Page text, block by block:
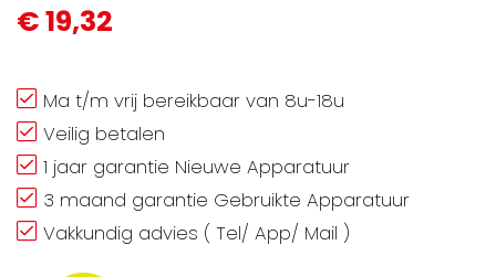
€ 19,32
Ma t/m vrij bereikbaar van 8u-18u
Veilig betalen
1 jaar garantie Nieuwe Apparatuur
3 maand garantie Gebruikte Apparatuur
Vakkundig advies ( Tel/ App/ Mail )